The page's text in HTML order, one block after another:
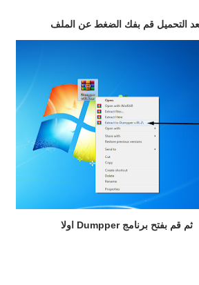
التحميل قم بفك الضغط عن الملف
ثم قم بفتح برنامج Dumpper اولا